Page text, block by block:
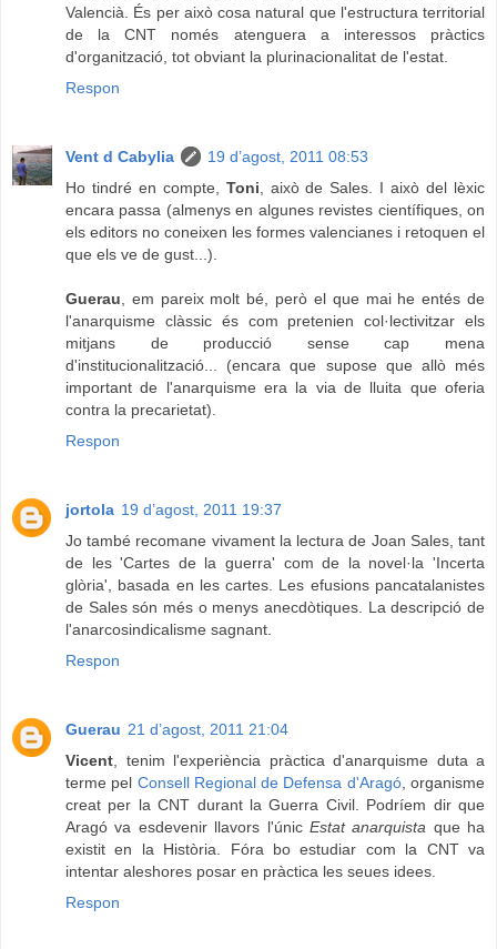
Valencià. És per això cosa natural que l'estructura territorial
de la CNT només atenguera a interessos pràctics
d'organització, tot obviant la plurinacionalitat de l'estat.
Respon
Vent d Cabylia
19 d’agost, 2011 08:53
Ho tindré en compte, Toni , això de Sales. I això del lèxic
encara passa (almenys en algunes revistes científiques, on
els editors no coneixen les formes valencianes i retoquen el
que els ve de gust...).
Guerau , em pareix molt bé, però el que mai he entés de
l'anarquisme clàssic és com pretenien col·lectivitzar els
mitjans de producció sense cap mena
d'institucionalització... (encara que supose que allò més
important de l'anarquisme era la via de lluita que oferia
contra la precarietat).
Respon
jortola 19 d’agost, 2011 19:37
Jo també recomane vivament la lectura de Joan Sales, tant
de les 'Cartes de la guerra' com de la novel·la 'Incerta
glòria', basada en les cartes. Les efusions pancatalanistes
de Sales són més o menys anecdòtiques. La descripció de
l'anarcosindicalisme sagnant.
Respon
Guerau 21 d’agost, 2011 21:04
Vicent , tenim l'experiència pràctica d'anarquisme duta a
terme pel Consell Regional de Defensa d'Aragó, organisme
creat per la CNT durant la Guerra Civil. Podríem dir que
Aragó va esdevenir llavors l'únic Estat anarquista que ha
existit en la Història. Fóra bo estudiar com la CNT va
intentar aleshores posar en pràctica les seues idees.
Respon